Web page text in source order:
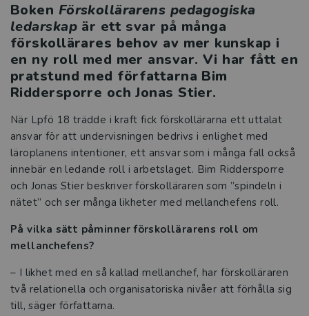
Boken Förskollärarens pedagogiska
ledarskap är ett svar på många
förskollärares behov av mer kunskap i
en ny roll med mer ansvar. Vi har fått en
pratstund med författarna Bim
Riddersporre och Jonas Stier.
När Lpfö 18 trädde i kraft fick förskollärarna ett uttalat
ansvar för att undervisningen bedrivs i enlighet med
läroplanens intentioner, ett ansvar som i många fall också
innebär en ledande roll i arbetslaget. Bim Riddersporre
och Jonas Stier beskriver förskolläraren som ”spindeln i
nätet” och ser många likheter med mellanchefens roll.
På vilka sätt påminner förskollärarens roll om
mellanchefens?
– I likhet med en så kallad mellanchef, har förskolläraren
två relationella och organisatoriska nivåer att förhålla sig
till, säger författarna.